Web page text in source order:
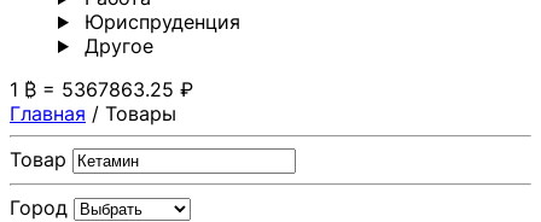
Юриспруденция
Другoе
1 ₿ = 5367863.25 ₽
Главная / Товары
Товар
Город